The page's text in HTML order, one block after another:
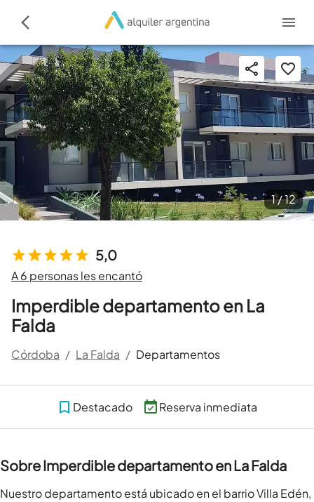
5,0
A 6 personas les encantó
Imperdible departamento en La
Falda
Córdoba / La Falda / Departamentos
1 /12
Destacado Reserva inmediata
Sobre Imperdible departamento en La Falda
Nuestro departamento está ubicado en el barrio Villa Edén,